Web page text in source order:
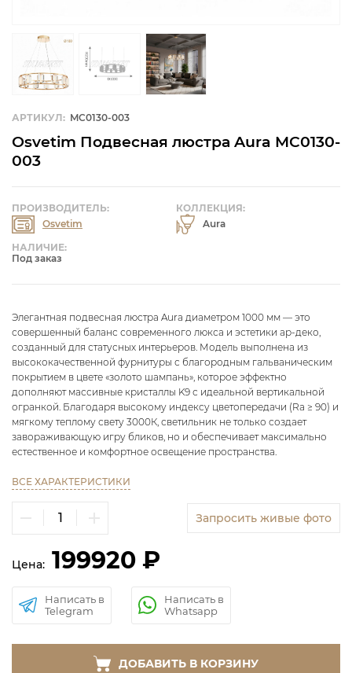
АРТИКУЛ: MC0130-003
Osvetim Подвесная люстра Aura MC0130-
003
НАЛИЧИЕ:
Под заказ
КОЛЛЕКЦИЯ:
Aura
ПРОИЗВОДИТЕЛЬ:
Osvetim
Элегантная подвесная люстра Aura диаметром 1000 мм — это
совершенный баланс современного люкса и эстетики ар-деко,
созданный для статусных интерьеров. Модель выполнена из
высококачественной фурнитуры с благородным гальваническим
покрытием в цвете «золото шампань», которое эффектно
дополняют массивные кристаллы K9 с идеальной вертикальной
огранкой. Благодаря высокому индексу цветопередачи (Ra ≥ 90) и
мягкому теплому свету 3000К, светильник не только создает
завораживающую игру бликов, но и обеспечивает максимально
естественное и комфортное освещение пространства.
ВСЕ ХАРАКТЕРИСТИКИ
Запросить живые фото
Цена: 199920 ₽
Написать в
Telegram
Написать в
Whatsapp
ДОБАВИТЬ В КОРЗИНУ